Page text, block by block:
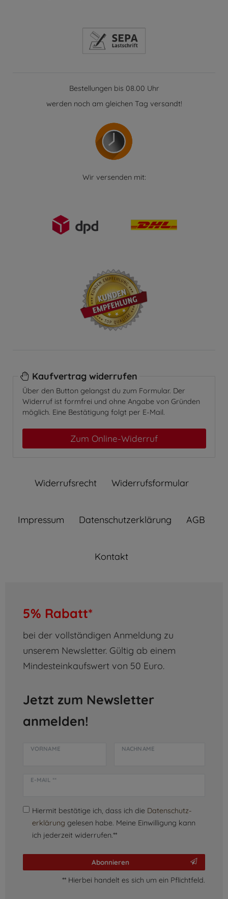
Bestellungen bis 08.00 Uhr
werden noch am gleichen Tag versandt!
Wir versenden mit:
Kaufvertrag widerrufen
Über den Button gelangst du zum Formular. Der
Widerruf ist formfrei und ohne Angabe von Gründen
möglich. Eine Bestätigung folgt per E-Mail.
Zum Online-Widerruf
Widerrufs­recht Widerrufs­formular
Impressum Daten­schutz­erklärung AGB
Kontakt
5% Rabatt*
bei der vollständigen Anmeldung zu
unserem Newsletter. Gültig ab einem
Mindesteinkaufswert von 50 Euro.
Jetzt zum Newsletter
anmelden!
VORNAME NACHNAME
E-MAIL **
Hiermit bestätige ich, dass ich die Daten­schutz­
erklärung gelesen habe. Meine Einwilligung kann
ich jederzeit widerrufen.**
Abonnieren
** Hierbei handelt es sich um ein Pflichtfeld.